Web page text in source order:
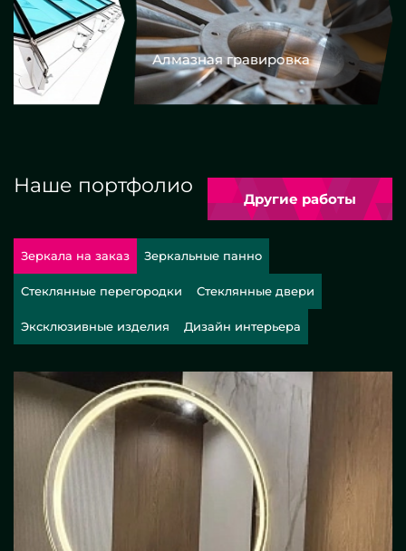
Алмазная гравировка
Наше портфолио
Другие работы
Зеркала на заказ Зеркальные панно
Стеклянные перегородки Стеклянные двери
Эксклюзивные изделия Дизайн интерьера